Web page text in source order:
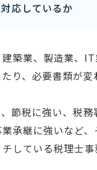
応しているか
築業、製造業、
り、必要書類が変
節税に強い、税
承継に強いなど
している税理士事